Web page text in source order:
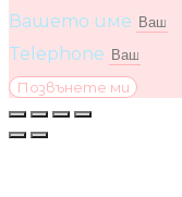
Вашето име
Telephone
Позвънете ми